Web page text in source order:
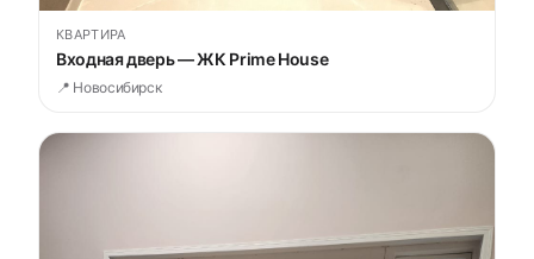
КВАРТИРА
Входная дверь — ЖК Prime House
📍 Новосибирск